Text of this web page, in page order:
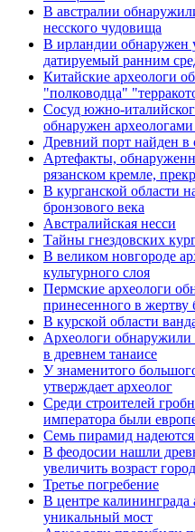
В австралии
несского чудовища
В ирландии обнаружен
датируемый ранним
Китайские археологи
"полководца"
Сосуд южно-
обнаружен
Древний порт найден в
Артефакты,
рязанском кремле,
В курганской области
бронзового века
Австралийская несси
Тайны гнездовских
В великом новгороде
культурного слоя
Пермские археологи
принесенного в жертву
В курской области
Археологи обнаружили
в древнем танаисе
У знаменитого
утверждает археолог
Среди строителей
императора были
Семь пирамид надеются
В феодосии нашли
увеличить возраст
Третье погребение
В центре
уникальный мост